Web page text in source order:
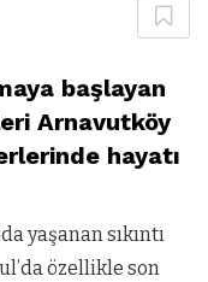
başlayan
Arnavutköy
hayatı
yaşanan sıkıntı
özellikle son